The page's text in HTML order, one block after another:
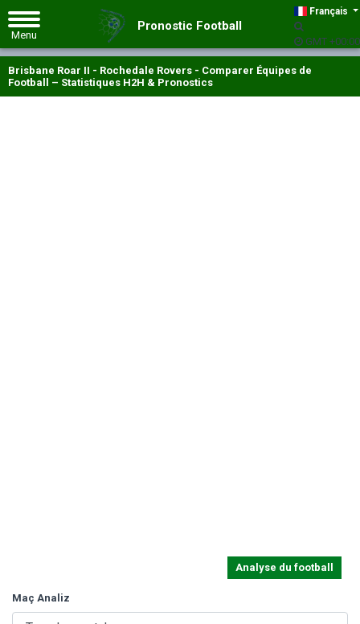
Français
GMT +00:00
Pronostic Football
Brisbane Roar II - Rochedale Rovers - Comparer Équipes de
Football – Statistiques H2H & Pronostics
Analyse du football
Maç Analiz